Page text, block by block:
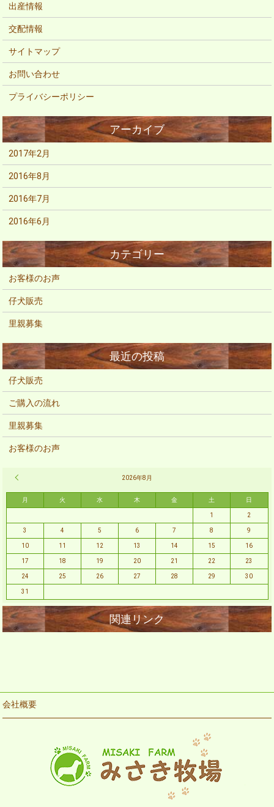
出産情報
交配情報
サイトマップ
お問い合わせ
プライバシーポリシー
2017年2月
2016年8月
2016年7月
2016年6月
お客様のお声
仔犬販売
里親募集
仔犬販売
ご購入の流れ
里親募集
お客様のお声
2026年8月
月 火 水 木 金 土 日
1 2
3 4 5 6 7 8 9
10 11 12 13 14 15 16
17 18 19 20 21 22 23
24 25 26 27 28 29 30
31
会社概要